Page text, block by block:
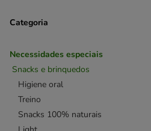
Categoria
Necessidades especiais
Snacks e brinquedos
Higiene oral
Treino
Snacks 100% naturais